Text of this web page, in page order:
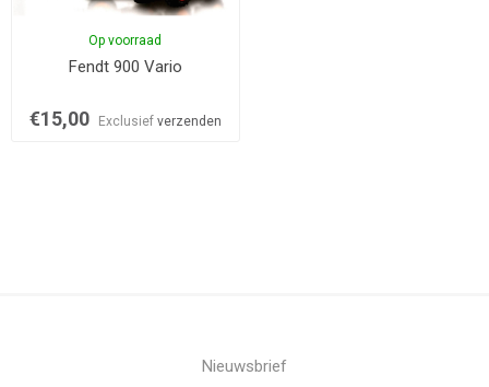
Op voorraad
Fendt 900 Vario
€15,00 Exclusief verzenden
Nieuwsbrief